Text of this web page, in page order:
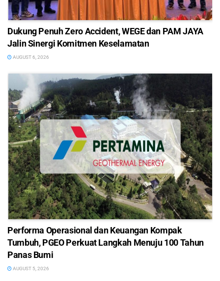
Dukung Penuh Zero Accident, WEGE dan PAM JAYA
Jalin Sinergi Komitmen Keselamatan
AUGUST 6, 2026
Performa Operasional dan Keuangan Kompak
Tumbuh, PGEO Perkuat Langkah Menuju 100 Tahun
Panas Bumi
AUGUST 5, 2026